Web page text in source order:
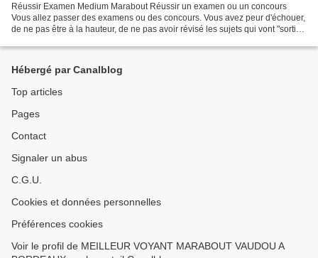
Réussir Examen Medium Marabout Réussir un examen ou un concours
Vous allez passer des examens ou des concours. Vous avez peur d'échouer,
de ne pas être à la hauteur, de ne pas avoir révisé les sujets qui vont "sortir".
Hébergé par Canalblog
Top articles
Pages
Contact
Signaler un abus
C.G.U.
Cookies et données personnelles
Préférences cookies
Voir le profil de MEILLEUR VOYANT MARABOUT VAUDOU A